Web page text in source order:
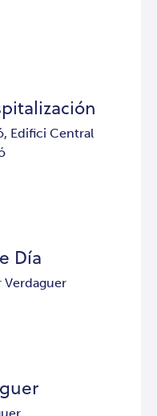
Edifici Central
Día
Verdaguer